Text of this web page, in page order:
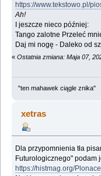
https://www.tekstowo.pl/
Ah!
I jeszcze nieco później:
Tango zalotne Przeleć
Daj mi nogę - Daleko od
« Ostatnia zmiana: Maja 07,
"ten mahawek ciągle znika"
xetras
Dla przypomnienia tła
Futurologicznego" podam
https://histmag.org/